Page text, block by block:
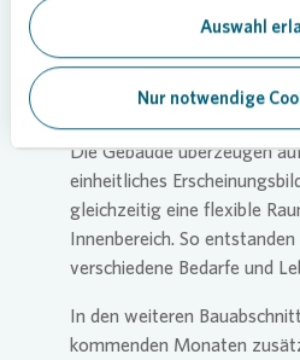
Auswahl
Nur notwendige
Kubaturen der Neubauten
Baumkronen und nach
Die Gebäude überzeugen
einheitliches
gleichzeitig eine flexible
Innenbereich. So
verschiedene Bedarfe und
In den weiteren
kommenden Monaten